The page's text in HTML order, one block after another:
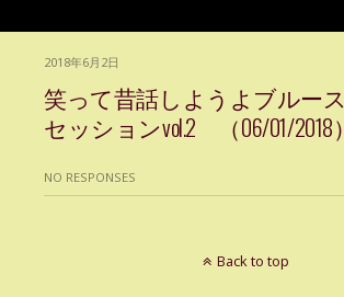
2018年6月2日
笑って昔話しようよブルース
セッションvol.2 （06/01/2018）
NO RESPONSES
Back to top